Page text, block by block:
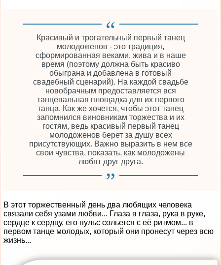
Красивый и трогательный первый танец
молодоженов - это традиция,
сформированная веками, жива и в наше
время (поэтому должна быть красиво
обыграна и добавлена в готовый
свадебный сценарий). На каждой свадьбе
новобрачным предоставляется вся
танцевальная площадка для их первого
танца. Как же хочется, чтобы этот танец
запомнился виновникам торжества и их
гостям, ведь красивый первый танец
молодоженов берет за душу всех
присутствующих. Важно выразить в нем все
свои чувства, показать, как молодожены
любят друг друга.
В этот торжественный день два любящих человека
связали себя узами любви... Глаза в глаза, рука в руке,
сердце к сердцу, его пульс сольется с её ритмом... в
первом танце молодых, который они пронесут через всю
жизнь...